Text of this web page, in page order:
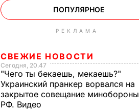
ПОПУЛЯРНОЕ
РЕКЛАМА
СВЕЖИЕ НОВОСТИ
Сегодня, 20.47
"Чего ты бекаешь, мекаешь?"
Украинский пранкер ворвался на
закрытое совещание минобороны
РФ. Видео